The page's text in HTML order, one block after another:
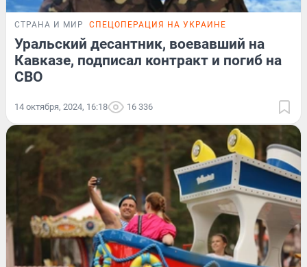
СТРАНА И МИР СПЕЦОПЕРАЦИЯ НА УКРАИНЕ
Уральский десантник, воевавший на
Кавказе, подписал контракт и погиб на
СВО
14 октября, 2024, 16:18 16 336